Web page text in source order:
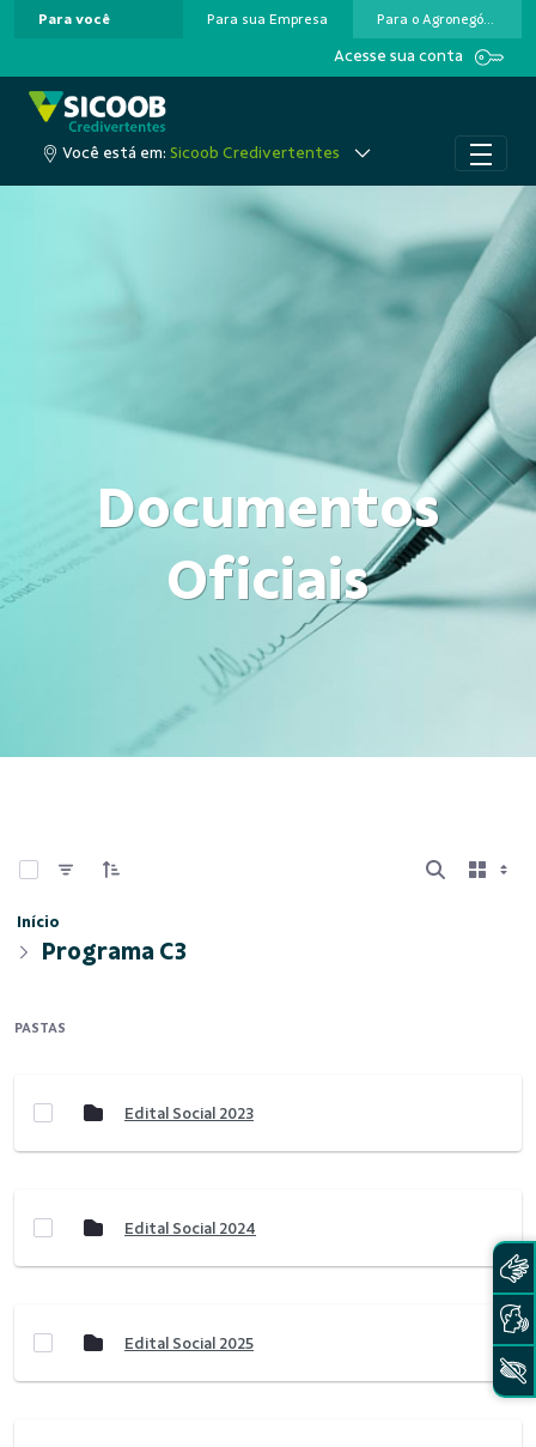
Pular para o Conteúdo principal
Para você Para sua Empresa Para o Agronegócio
Acesse sua conta
Você está em: Sicoob Credivertentes
Documentos
Oficiais
Início
Programa C3
PASTAS
Edital Social 2023
Edital Social 2024
Edital Social 2025